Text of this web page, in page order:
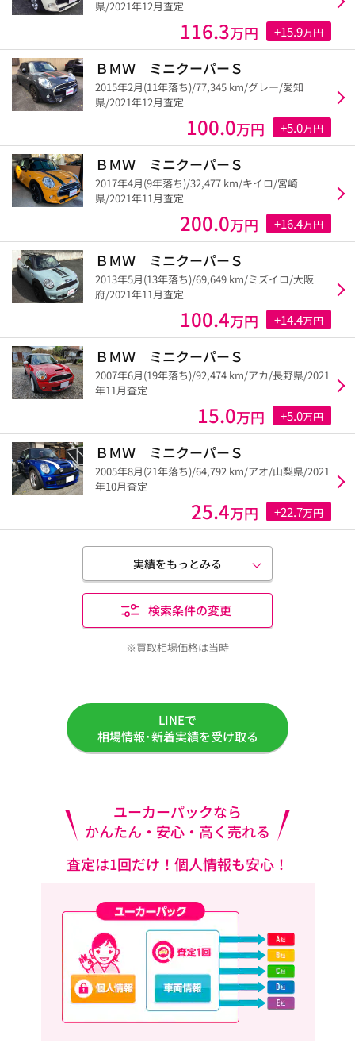
県/2021年12月査定
116.3万円 +15.9万円
ＢＭＷ ミニクーパーＳ
2015年2月(11年落ち)/77,345 km/グレー/愛知
県/2021年12月査定
100.0万円 +5.0万円
ＢＭＷ ミニクーパーＳ
2017年4月(9年落ち)/32,477 km/キイロ/宮崎
県/2021年11月査定
200.0万円 +16.4万円
ＢＭＷ ミニクーパーＳ
2013年5月(13年落ち)/69,649 km/ミズイロ/大阪
府/2021年11月査定
100.4万円 +14.4万円
ＢＭＷ ミニクーパーＳ
2007年6月(19年落ち)/92,474 km/アカ/長野県/2021
年11月査定
15.0万円 +5.0万円
ＢＭＷ ミニクーパーＳ
2005年8月(21年落ち)/64,792 km/アオ/山梨県/2021
年10月査定
25.4万円 +22.7万円
実績をもっとみる
検索条件の変更
※買取相場価格は当時
LINEで
相場情報･新着実績を受け取る
ユーカーパックなら
かんたん・安心・高く売れる
査定は1回だけ！個人情報も安心！